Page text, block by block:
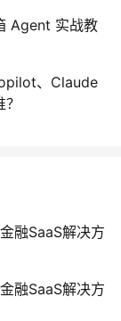
Agent 实战教
、Claude
融SaaS解决方
融SaaS解决方